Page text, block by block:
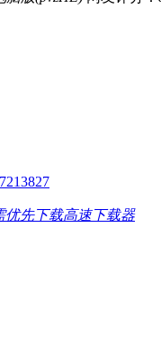
优先下载高速下载器